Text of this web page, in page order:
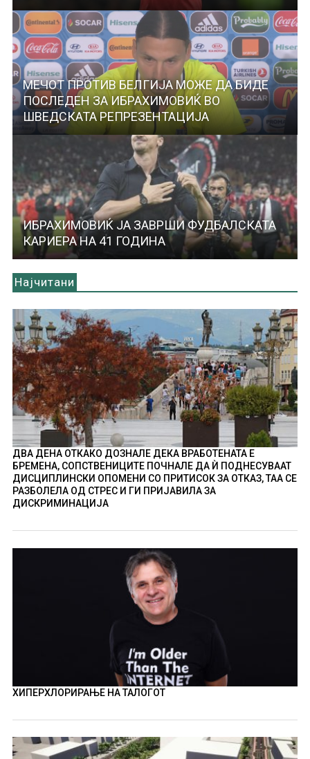
МЕЧОТ ПРОТИВ БЕЛГИЈА МОЖЕ ДА БИДЕ
ПОСЛЕДЕН ЗА ИБРАХИМОВИЌ ВО
ШВЕДСКАТА РЕПРЕЗЕНТАЦИЈА
ИБРАХИМОВИЌ ЈА ЗАВРШИ ФУДБАЛСКАТА
КАРИЕРА НА 41 ГОДИНА
Најчитани
ДВА ДЕНА ОТКАКО ДОЗНАЛЕ ДЕКА ВРАБОТЕНАТА Е
БРЕМЕНА, СОПСТВЕНИЦИТЕ ПОЧНАЛЕ ДА Ѝ ПОДНЕСУВААТ
ДИСЦИПЛИНСКИ ОПОМЕНИ СО ПРИТИСОК ЗА ОТКАЗ, ТАА СЕ
РАЗБОЛЕЛА ОД СТРЕС И ГИ ПРИЈАВИЛА ЗА
ДИСКРИМИНАЦИЈА
ХИПЕРХЛОРИРАЊЕ НА ТАЛОГОТ